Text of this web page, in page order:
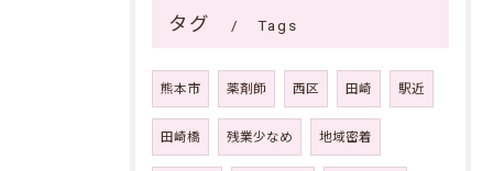
タグ Tags
熊本市 薬剤師 西区 田崎 駅近
田崎橋 残業少なめ 地域密着